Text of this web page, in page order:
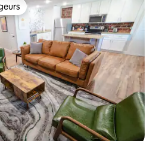
les plus appréciés